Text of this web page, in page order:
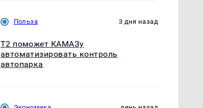
Польза 3 дня назад
T2 поможет КАМАЗу
автоматизировать контроль
автопарка